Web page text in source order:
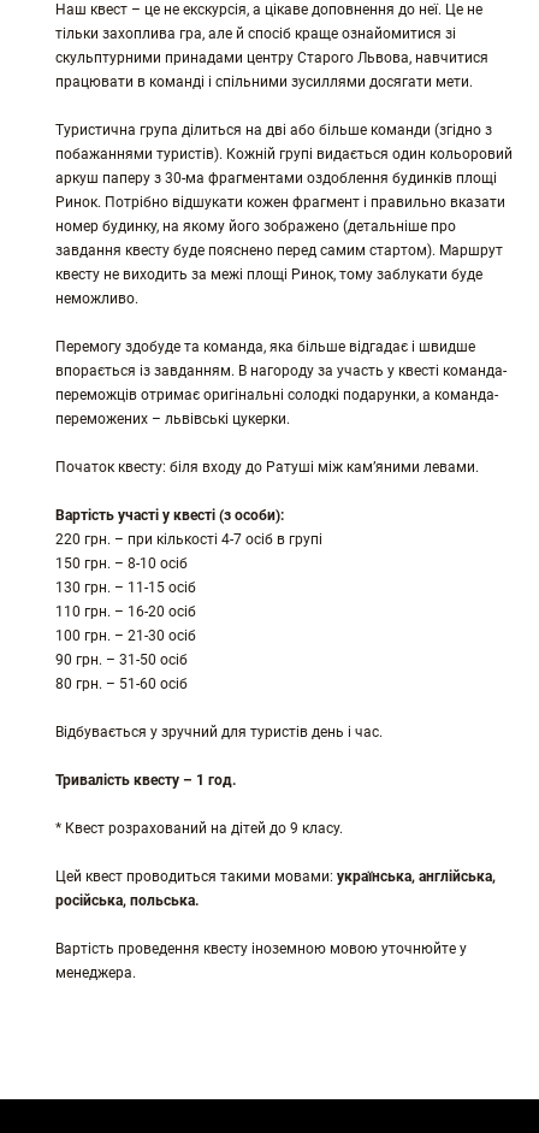
Наш квест – це не екскурсія, а цікаве доповнення до неї. Це не
тільки захоплива гра, але й спосіб краще ознайомитися зі
скульптурними принадами центру Старого Львова, навчитися
працювати в команді і спільними зусиллями досягати мети.
Туристична група ділиться на дві або більше команди (згідно з
побажаннями туристів). Кожній групі видається один кольоровий
аркуш паперу з 30-ма фрагментами оздоблення будинків площі
Ринок. Потрібно відшукати кожен фрагмент і правильно вказати
номер будинку, на якому його зображено (детальніше про
завдання квесту буде пояснено перед самим стартом). Маршрут
квесту не виходить за межі площі Ринок, тому заблукати буде
неможливо.
Перемогу здобуде та команда, яка більше відгадає і швидше
впорається із завданням. В нагороду за участь у квесті команда-
переможців отримає оригінальні солодкі подарунки, а команда-
переможених – львівські цукерки.
Початок квесту: біля входу до Ратуші між кам’яними левами.
Вартість участі у квесті (з особи):
220 грн. – при кількості 4-7 осіб в групі
150 грн. – 8-10 осіб
130 грн. – 11-15 осіб
110 грн. – 16-20 осіб
100 грн. – 21-30 осіб
90 грн. – 31-50 осіб
80 грн. – 51-60 осіб
Відбувається у зручний для туристів день і час.
Тривалість квесту – 1 год.
* Квест розрахований на дітей до 9 класу.
Цей квест проводиться такими мовами: українська, англійська,
російська, польська.
Вартість проведення квесту іноземною мовою уточнюйте у
менеджера.